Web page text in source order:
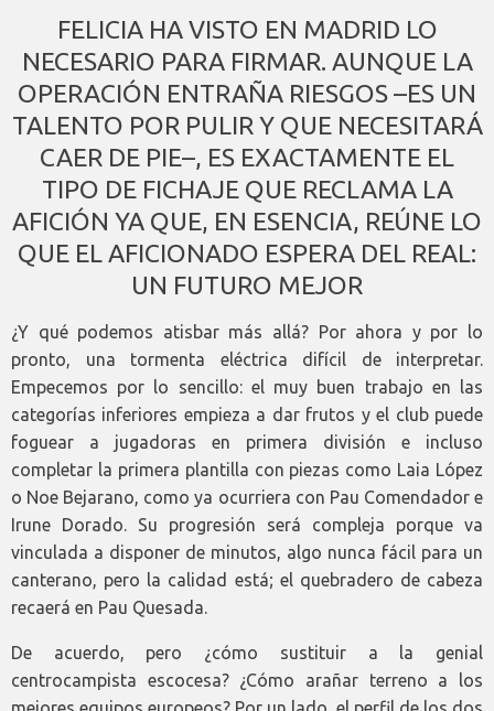
FELICIA HA VISTO EN MADRID LO
NECESARIO PARA FIRMAR. AUNQUE LA
OPERACIÓN ENTRAÑA RIESGOS –ES UN
TALENTO POR PULIR Y QUE NECESITARÁ
CAER DE PIE–, ES EXACTAMENTE EL
TIPO DE FICHAJE QUE RECLAMA LA
AFICIÓN YA QUE, EN ESENCIA, REÚNE LO
QUE EL AFICIONADO ESPERA DEL REAL:
UN FUTURO MEJOR
¿Y qué podemos atisbar más allá? Por ahora y por lo
pronto, una tormenta eléctrica difícil de interpretar.
Empecemos por lo sencillo: el muy buen trabajo en las
categorías inferiores empieza a dar frutos y el club puede
foguear a jugadoras en primera división e incluso
completar la primera plantilla con piezas como Laia López
o Noe Bejarano, como ya ocurriera con Pau Comendador e
Irune Dorado. Su progresión será compleja porque va
vinculada a disponer de minutos, algo nunca fácil para un
canterano, pero la calidad está; el quebradero de cabeza
recaerá en Pau Quesada.
De acuerdo, pero ¿cómo sustituir a la genial
centrocampista escocesa? ¿Cómo arañar terreno a los